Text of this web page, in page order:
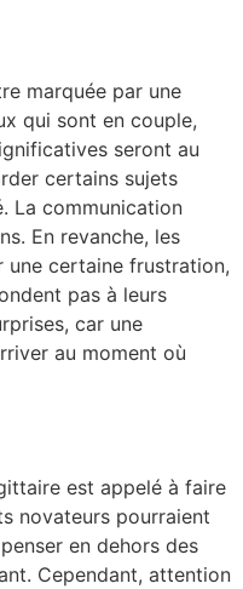
marquée par une
qui sont en couple,
seront au
certains sujets
La communication
En revanche, les
une certaine frustration,
pas à leurs
car une
au moment où
est appelé à faire
novateurs pourraient
en dehors des
Cependant, attention